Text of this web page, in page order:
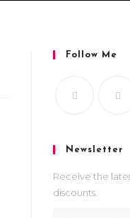
Follow Me
Newsletter
Receive the
discounts.